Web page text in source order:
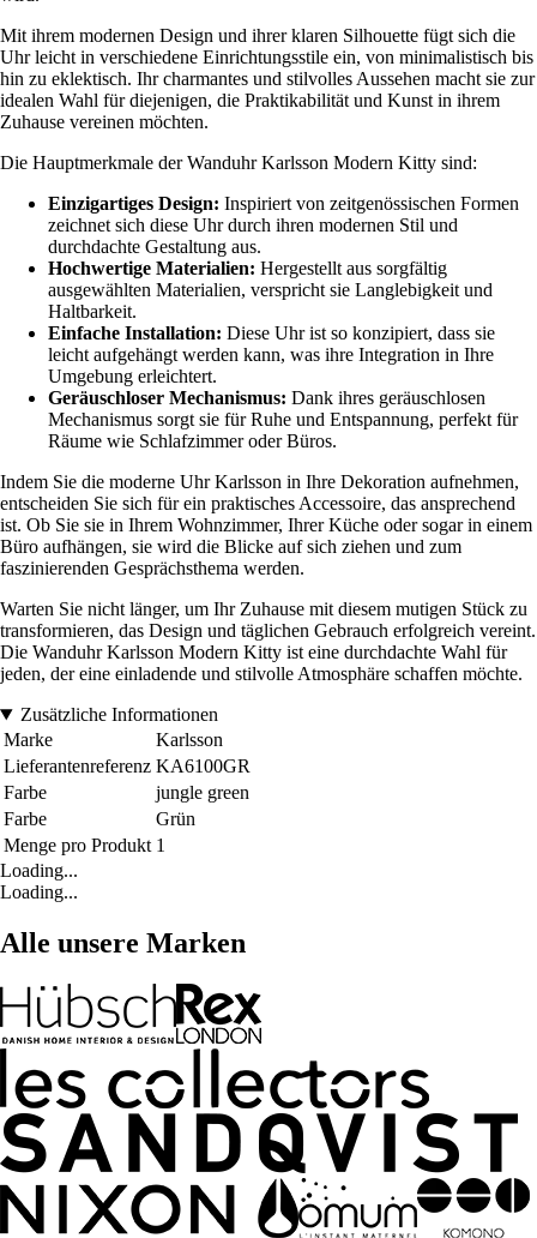
Mit ihrem modernen Design und ihrer klaren Silhouette fügt sich die
Uhr leicht in verschiedene Einrichtungsstile ein, von minimalistisch bis
hin zu eklektisch. Ihr charmantes und stilvolles Aussehen macht sie zur
idealen Wahl für diejenigen, die Praktikabilität und Kunst in ihrem
Zuhause vereinen möchten.
Die Hauptmerkmale der Wanduhr Karlsson Modern Kitty sind:
Einzigartiges Design: Inspiriert von zeitgenössischen Formen
zeichnet sich diese Uhr durch ihren modernen Stil und
durchdachte Gestaltung aus.
Hochwertige Materialien: Hergestellt aus sorgfältig
ausgewählten Materialien, verspricht sie Langlebigkeit und
Haltbarkeit.
Einfache Installation: Diese Uhr ist so konzipiert, dass sie
leicht aufgehängt werden kann, was ihre Integration in Ihre
Umgebung erleichtert.
Geräuschloser Mechanismus: Dank ihres geräuschlosen
Mechanismus sorgt sie für Ruhe und Entspannung, perfekt für
Räume wie Schlafzimmer oder Büros.
Indem Sie die moderne Uhr Karlsson in Ihre Dekoration aufnehmen,
entscheiden Sie sich für ein praktisches Accessoire, das ansprechend
ist. Ob Sie sie in Ihrem Wohnzimmer, Ihrer Küche oder sogar in einem
Büro aufhängen, sie wird die Blicke auf sich ziehen und zum
faszinierenden Gesprächsthema werden.
Warten Sie nicht länger, um Ihr Zuhause mit diesem mutigen Stück zu
transformieren, das Design und täglichen Gebrauch erfolgreich vereint.
Die Wanduhr Karlsson Modern Kitty ist eine durchdachte Wahl für
jeden, der eine einladende und stilvolle Atmosphäre schaffen möchte.
Zusätzliche Informationen
Marke
Karlsson
Lieferantenreferenz KA6100GR
Farbe
jungle green
Farbe
Grün
Menge pro Produkt 1
Loading...
Loading...
Alle unsere Marken